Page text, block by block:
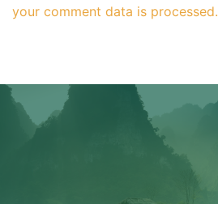
your comment data is processed.